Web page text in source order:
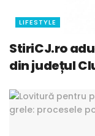
LIFESTYLE
StiriCJ.ro
din județul